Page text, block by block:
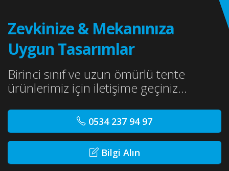
Zevkinize & Mekanınıza
Uygun Tasarımlar
Birinci sınıf ve uzun ömürlü tente
ürünlerimiz için iletişime geçiniz...
0534 237 94 97
Bilgi Alın